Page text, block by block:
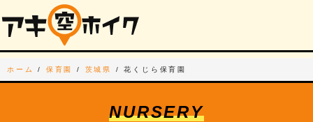
ホーム / 保育園 / 茨城県 /花くじら保育園
NURSERY